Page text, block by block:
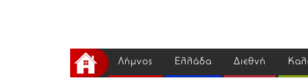
Λήμνος Ελλάδα Διεθνή